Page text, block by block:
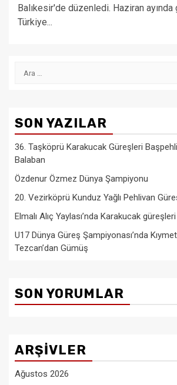
Balıkesir'de düzenledi. Haziran
Türkiye...
Arama:
SON YAZILAR
36. Taşköprü Karakucak Güreşleri
Balaban
Özdenur Özmez Dünya Şampiyonu
20. Vezirköprü Kunduz Yağlı Pehlivan
Elmalı Alıç Yaylası’nda Karakucak güreşleri
U17 Dünya Güreş Şampiyonası’nda
Tezcan’dan Gümüş
SON YORUMLAR
ARŞIVLER
Ağustos 2026